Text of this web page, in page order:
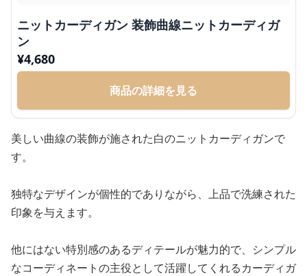
ニットカーディガン 装飾曲線ニットカーディガ
ン
¥4,680
商品の詳細を見る
美しい曲線の装飾が施された白のニットカーディガンで
す。
独特なデザインが個性的でありながら、上品で洗練された
印象を与えます。
他にはない特別感のあるディテールが魅力的で、シンプル
なコーディネートの主役として活躍してくれるカーディガ